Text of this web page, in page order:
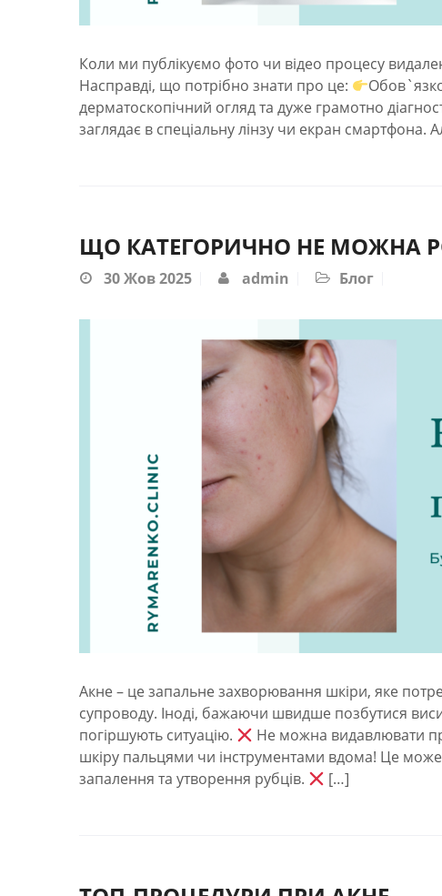
Коли ми публікуємо фото чи відео процесу
Насправді, що потрібно знати про це:
дерматоскопічний огляд та дуже грамотно
заглядає в спеціальну лінзу чи екран смартфона.
ЩО КАТЕГОРИЧНО НЕ МОЖНА
30Жов 2025 admin Блог
Акне – це запальне захворювання шкіри, яке
супроводу. Іноді, бажаючи швидше позбутися
погіршують ситуацію.
Не можна видавлювати
шкіру пальцями чи інструментами вдома! Це
запалення та утворення рубців.
[…]